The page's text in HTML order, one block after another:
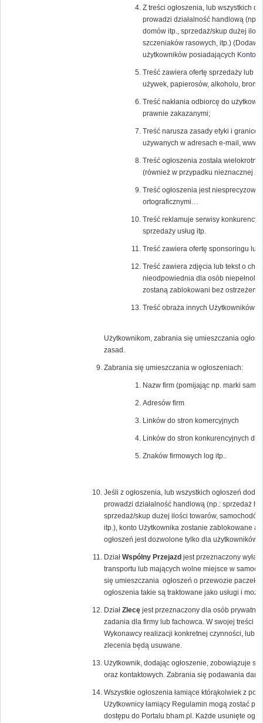
Z treści ogłoszenia, lub wszystkich
prowadzi działalność handlową
domów itp., sprzedaż/skup dużej
szczeniaków rasowych, itp.)
użytkowników posiadających Konto
Treść zawiera ofertę sprzedaży lub
używek, papierosów, alkoholu, broni
Treść nakłania odbiorcę do
prawnie zakazanymi;
Treść narusza zasady etyki i granice
używanych w adresach e-mail, www
Treść ogłoszenia została
(również w przypadku nieznacznej
Treść ogłoszenia jest
ortograficznymi…
Treść reklamuje serwisy
sprzedaży usług itp.
Treść zawiera ofertę sponsoringu lub
Treść zawiera zdjęcia lub tekst o
nieodpowiednia dla osób
zostaną zablokowani bez
Treść obraża innych Użytkowników
Użytkownikom, zabrania się umieszczania
zasad.
Zabrania się umieszczania w ogłoszeniach:
Nazw firm (pomijając np. marki
Adresów firm
Linków do stron komercyjnych
Linków do stron konkurencyjnych dla
Znaków firmowych log itp..
Jeśli z ogłoszenia, lub wszystkich ogłoszeń
prowadzi działalność handlową (np.: sprzedaż
sprzedaż/skup dużej ilości towarów,
itp.), konto Użytkownika zostanie zablokowane a
ogłoszeń jest dozwolone tylko dla użytkowników
Dział Wspólny Przejazd jest przeznaczony
transportu lub mających wolne miejsce w
się umieszczania ogłoszeń o przewozie paczek
ogłoszenia takie są traktowane jako usługi i
Dział Zlecęjest przeznaczony dla osób
zadania dla firmy lub fachowca. W swojej treści
Wykonawcy realizacji konkretnej czynności, lub
zlecenia będą usuwane.
Użytkownik, dodając ogłoszenie, zobowiązuje
oraz kontaktowych. Zabrania się podawania
Wszystkie ogłoszenia łamiące którąkolwiek z
Użytkownicy łamiący Regulamin mogą zostać
dostępu do Portalu bham.pl. Każde usunięte